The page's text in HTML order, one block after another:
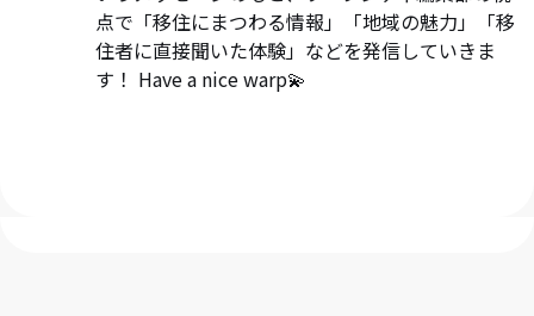
点で「移住にまつわる情報」「地域の魅力」「移
住者に直接聞いた体験」などを発信していきま
す！ Have a nice warp💫